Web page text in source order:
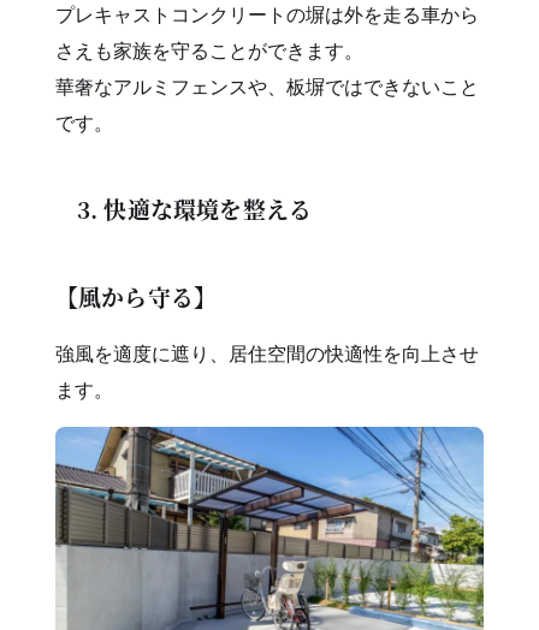
プレキャストコンクリートの塀は外を走る車から
さえも家族を守ることができます。
華奢なアルミフェンスや、板塀ではできないこと
です。
3. 快適な環境を整える
【風から守る】
強風を適度に遮り、居住空間の快適性を向上させ
ます。